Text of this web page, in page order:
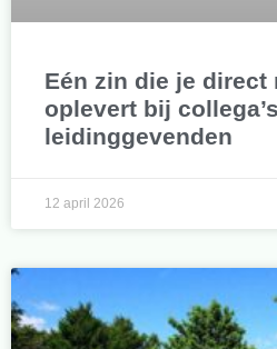
Eén zin die je direct
oplevert bij
leidinggevenden
12 april 2026